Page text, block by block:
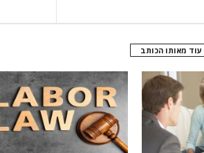
עוד מאותו הכותב